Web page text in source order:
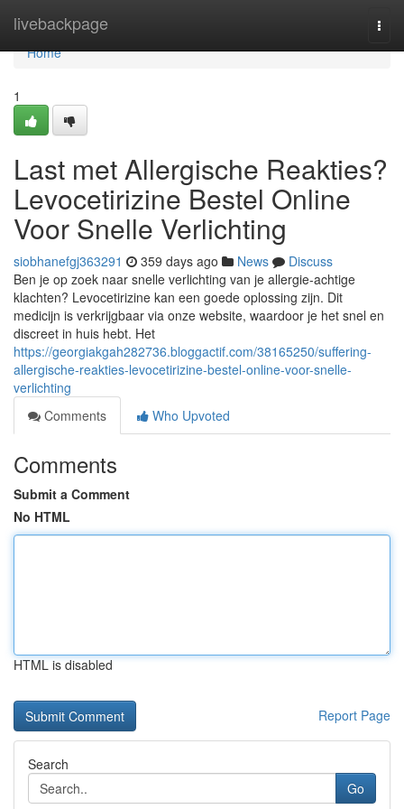
livebackpage
Home
Home
1
Last met Allergische Reakties?
Levocetirizine Bestel Online
Voor Snelle Verlichting
siobhanefgj363291 359 days ago News
Discuss
Ben je op zoek naar snelle verlichting van je allergie-achtige
klachten? Levocetirizine kan een goede oplossing zijn. Dit
medicijn is verkrijgbaar via onze website, waardoor je het snel en
discreet in huis hebt. Het
https://georgiakgah282736.bloggactif.com/38165250/suffering-
allergische-reakties-levocetirizine-bestel-online-voor-snelle-
verlichting
Comments
Who Upvoted
Comments
Submit a Comment
No HTML
HTML is disabled
Report Page
Search
Go